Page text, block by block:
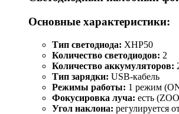
Основные характеристики:
Тип светодиода: XHP50
Количество светодиодов: 2
Количество аккумуляторов:
Тип зарядки: USB-кабель
Режимы работы: 1 режим
Фокусировка луча: есть
Угол наклона: регулируется